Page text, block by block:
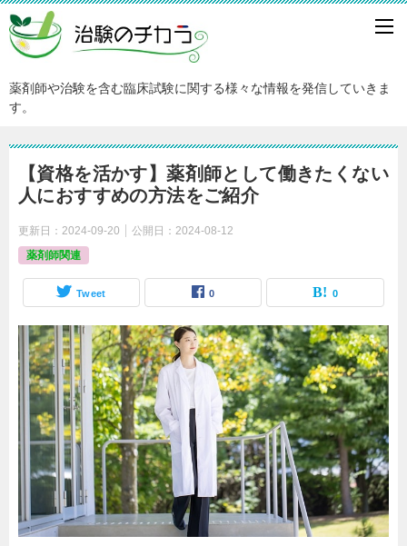
薬剤師や治験を含む臨床試験に関する様々な情報を発信していきま
す。
【資格を活かす】薬剤師として働きたくない
人におすすめの方法をご紹介
更新日： 2024-09-20 公開日： 2024-08-12
薬剤師関連
Tweet 0 0